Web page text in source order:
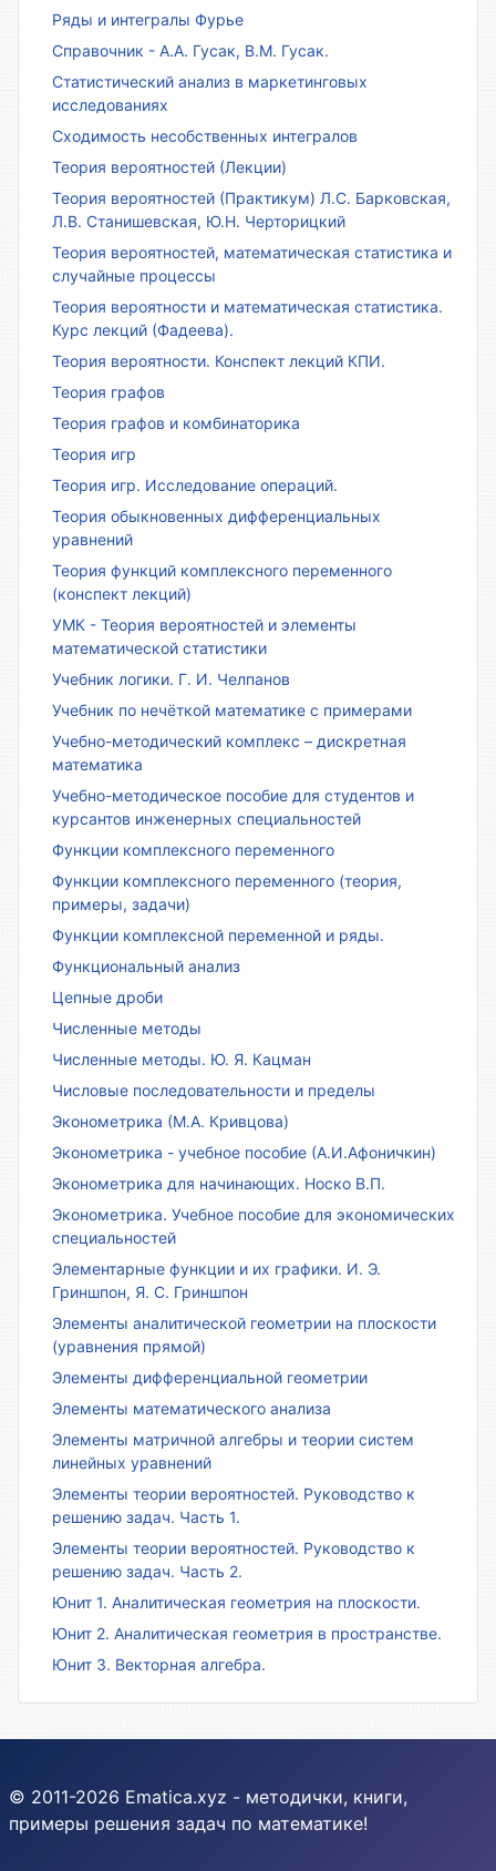
Ряды и интегралы Фурье
Справочник - А.А. Гусак, В.М. Гусак.
Статистический анализ в маркетинговых
исследованиях
Сходимость несобственных интегралов
Теория вероятностей (Лекции)
Теория вероятностей (Практикум) Л.С. Барковская,
Л.В. Станишевская, Ю.Н. Черторицкий
Теория вероятностей, математическая статистика и
случайные процессы
Теория вероятности и математическая статистика.
Курс лекций (Фадеева).
Теория вероятности. Конспект лекций КПИ.
Теория графов
Теория графов и комбинаторика
Теория игр
Теория игр. Исследование операций.
Теория обыкновенных дифференциальных
уравнений
Теория функций комплексного переменного
(конспект лекций)
УМК - Теория вероятностей и элементы
математической статистики
Учебник логики. Г. И. Челпанов
Учебник по нечёткой математике с примерами
Учебно-методический комплекс – дискретная
математика
Учебно-методическое пособие для студентов и
курсантов инженерных специальностей
Функции комплексного переменного
Функции комплексного переменного (теория,
примеры, задачи)
Функции комплексной переменной и ряды.
Функциональный анализ
Цепные дроби
Численные методы
Численные методы. Ю. Я. Кацман
Числовые последовательности и пределы
Эконометрика (М.А. Кривцова)
Эконометрика - учебное пособие (А.И.Афоничкин)
Эконометрика для начинающих. Носко В.П.
Эконометрика. Учебное пособие для экономических
специальностей
Элементарные функции и их графики. И. Э.
Гриншпон, Я. С. Гриншпон
Элементы аналитической геометрии на плоскости
(уравнения прямой)
Элементы дифференциальной геометрии
Элементы математического анализа
Элементы матричной алгебры и теории систем
линейных уравнений
Элементы теории вероятностей. Руководство к
решению задач. Часть 1.
Элементы теории вероятностей. Руководство к
решению задач. Часть 2.
Юнит 1. Аналитическая геометрия на плоскости.
Юнит 2. Аналитическая геометрия в пространстве.
Юнит 3. Векторная алгебра.
© 2011-2026 Ematica.xyz - методички, книги,
примеры решения задач по математике!